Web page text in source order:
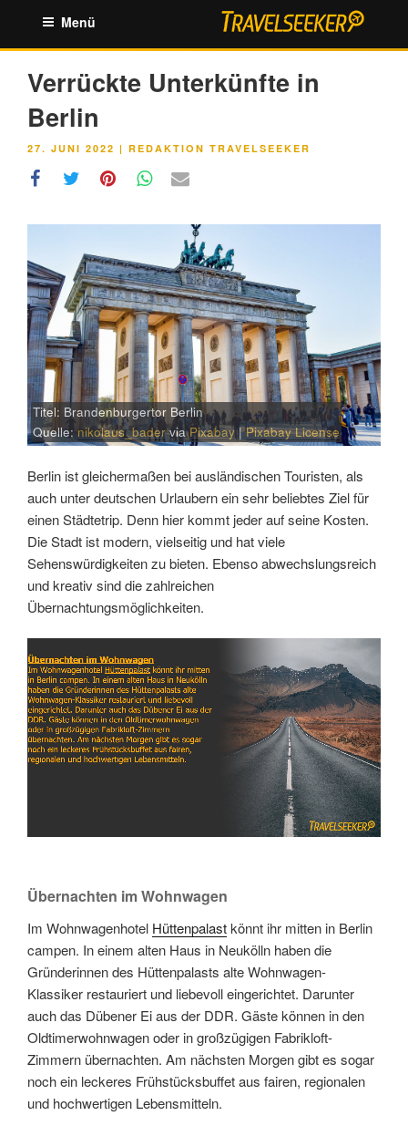
springen
Menü
Verrückte Unterkünfte in
Berlin
VERÖFFENTLICHT
27. JUNI 2022 | REDAKTION TRAVELSEEKER
Titel: Brandenburgertor Berlin
Quelle: nikolaus_baderviaPixabay|Pixabay License
Berlin ist gleichermaßen bei ausländischen Touristen, als
auch unter deutschen Urlaubern ein sehr beliebtes Ziel für
einen Städtetrip. Denn hier kommt jeder auf seine Kosten.
Die Stadt ist modern, vielseitig und hat viele
Sehenswürdigkeiten zu bieten. Ebenso abwechslungsreich
und kreativ sind die zahlreichen
Übernachtungsmöglichkeiten.
Übernachten im Wohnwagen
Im Wohnwagenhotel Hüttenpalastkönnt ihr mitten in Berlin
campen. In einem alten Haus in Neukölln haben die
Gründerinnen des Hüttenpalasts alte Wohnwagen-
Klassiker restauriert und liebevoll eingerichtet. Darunter
auch das Dübener Ei aus der DDR. Gäste können in den
Oldtimerwohnwagen oder in großzügigen Fabrikloft-
Zimmern übernachten. Am nächsten Morgen gibt es sogar
noch ein leckeres Frühstücksbuffet aus fairen, regionalen
und hochwertigen Lebensmitteln.